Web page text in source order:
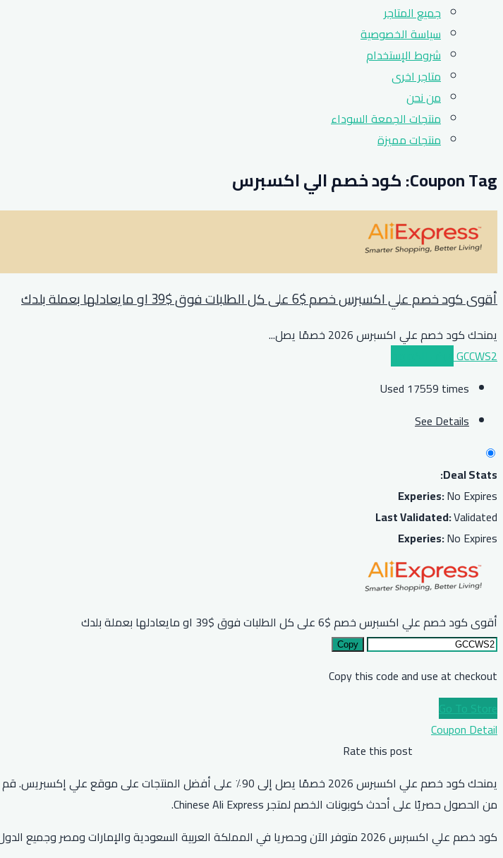
جميع المتاجر
سياسة الخصوصية
شروط الإستخدام
متاجر اخرى
من نحن
منتجات الجمعة السوداء
منتجات مميزة
Coupon Tag: كود خصم الي اكسبرس
أقوى كود خصم علي اكسبرس خصم $6 على كل الطلبات فوق $39 او مايعادلها بعملة بلدك
يمنحك كود خصم علي اكسبرس 2026 خصمًا يصل
...
GCCWS2
Used 17559 times
See Details
Deal Stats:
Experies:No Expires
Last Validated:Validated
Experies:No Expires
أقوى كود خصم علي اكسبرس خصم $6 على كل الطلبات فوق $39 او مايعادلها بعملة بلدك
Copy
Copy this code and use at checkout
Go To Store
Coupon Detail
Rate this post
من الحصول حصريًا على أحدث كوبونات الخصم لمتجر Chinese Ali Express.
كود خصم علي اكسبرس 2026 متوفر الآن وحصريا في المملكة العربية السعودية والإمارات ومصر وجميع الدول العربية. انسخ كوبون علي اكسبرس واحصل على أقوى خصم فوري على جميع المنتجات.